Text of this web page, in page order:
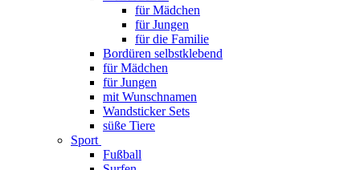
für Mädchen
für Jungen
für die Familie
Bordüren selbstklebend
für Mädchen
für Jungen
mit Wunschnamen
Wandsticker Sets
süße Tiere
Sport
Fußball